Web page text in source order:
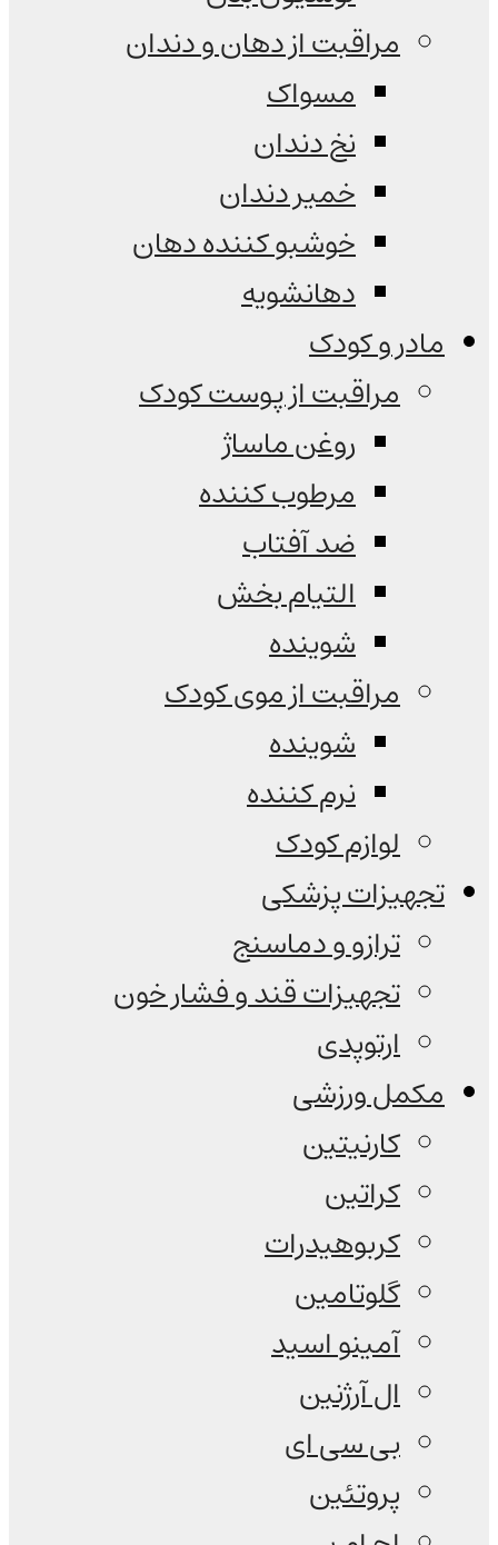
مراقبت از دهان و دندان
مسواک
نخ دندان
خمیر دندان
خوشبو کننده دهان
دهانشویه
مادر و کودک
مراقبت از پوست کودک
روغن ماساژ
مرطوب کننده
ضد آفتاب
التیام بخش
شوینده
مراقبت از موی کودک
شوینده
نرم کننده
لوازم کودک
تجهیزات پزشکی
ترازو و دماسنج
تجهیزات قند و فشار خون
ارتوپدی
مکمل ورزشی
کارنیتین
کراتین
کربوهیدرات
گلوتامین
آمینو اسید
ال آرژنین
بی سی ای
پروتئین